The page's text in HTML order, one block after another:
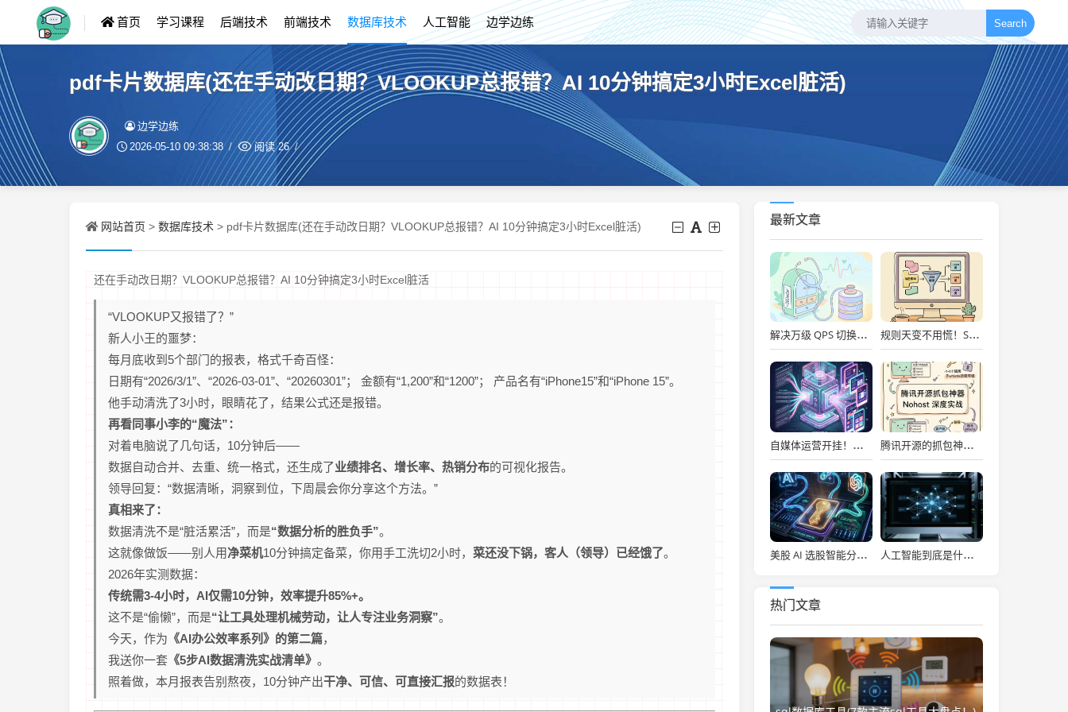
首页 学习课程 后端技术 前端技术 数据库技术 人工智能 边学边练 Search
pdf卡片数据库(还在手动改日期？VLOOKUP总报错？AI 10分钟搞定3小时Excel脏活)
边学边练
2026-05-10 09:38:38 阅读26
网站首页 > 数据库技术 > pdf卡片数据库(还在手动改日期？VLOOKUP总报错？AI 10分钟搞定3小时Excel脏活)
还在手动改日期？VLOOKUP总报错？AI 10分钟搞定3小时Excel脏活
“VLOOKUP又报错了？”
新人小王的噩梦：
每月底收到5个部门的报表，格式千奇百怪：
日期有“2026/3/1”、“2026-03-01”、“20260301”； 金额有“1,200”和“1200”； 产品名有“iPhone15”和“iPhone 15”。
他手动清洗了3小时，眼睛花了，结果公式还是报错。
再看同事小李的“魔法”：
对着电脑说了几句话，10分钟后——
数据自动合并、去重、统一格式，还生成了业绩排名、增长率、热销分布的可视化报告。
领导回复：“数据清晰，洞察到位，下周晨会你分享这个方法。”
真相来了：
数据清洗不是“脏活累活”，而是“数据分析的胜负手”。
这就像做饭——别人用净菜机10分钟搞定备菜，你用手工洗切2小时， 菜还没下锅，客人（领导）已经饿了。
2026年实测数据：
传统需3-4小时，AI仅需10分钟，效率提升85%+。
这不是“偷懒”，而是“让工具处理机械劳动，让人专注业务洞察”。
今天，作为 《AI办公效率系列》的第二篇，
我送你一套 《5步AI数据清洗实战清单》 。
照着做，本月报表告别熬夜，10分钟产出干净、可信、可直接汇报的数据表！
最新文章
解决万级 QPS 切换抖动！开源 DBDoctor 实战：内核级数据库性能洞察与慢 SQL 自动优化 规则天变不用慌！Spring Boot + Groovy 动态脚本实战：秒级上线、Metaspace防爆舱与安全沙箱治理
自媒体运营开挂！吹爆宝玉老师自媒体提效神器，小红书信息图、幻灯片一键秒级生成！ 腾讯开源的抓包神器，让前端彻底告别频繁切环境的噩梦！
美股 AI 选股智能分析系统，每日决策仪表盘自动推送！ 人工智能到底是什么(“人工智能”该叫啥？)
热门文章